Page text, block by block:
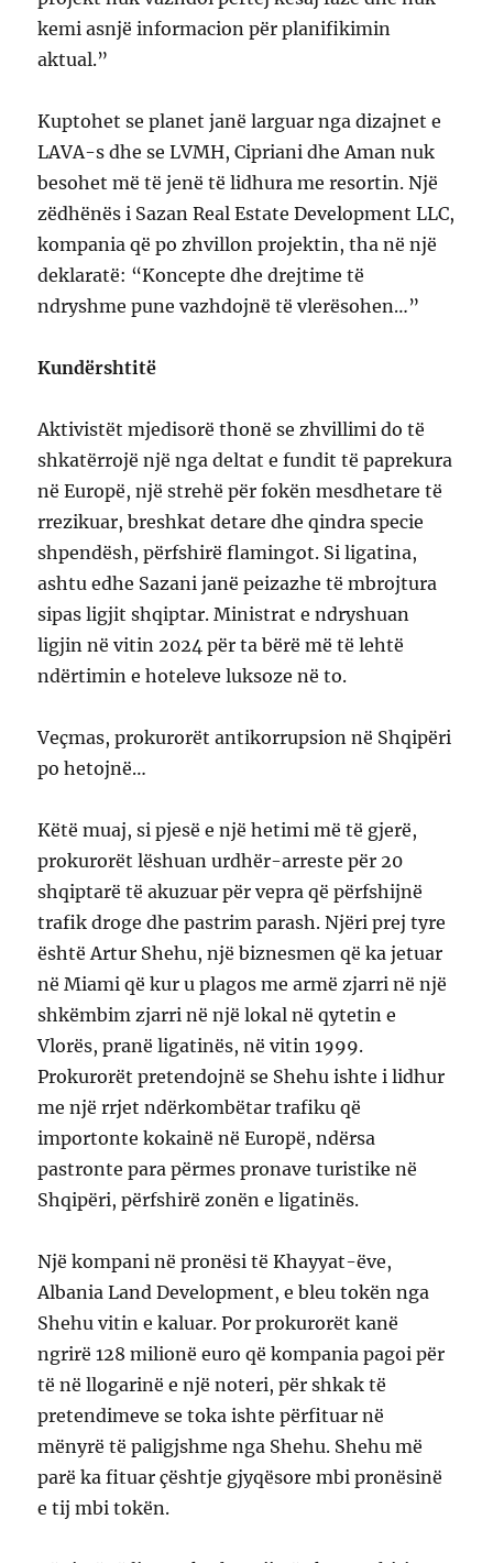
kemi asnjë informacion për planifikimin
aktual.”
Kuptohet se planet janë larguar nga dizajnet e
LAVA-s dhe se LVMH, Cipriani dhe Aman nuk
besohet më të jenë të lidhura me resortin. Një
zëdhënës i Sazan Real Estate Development LLC,
kompania që po zhvillon projektin, tha në një
deklaratë: “Koncepte dhe drejtime të
ndryshme pune vazhdojnë të vlerësohen…”
Kundërshtitë
Aktivistët mjedisorë thonë se zhvillimi do të
shkatërrojë një nga deltat e fundit të paprekura
në Europë, një strehë për fokën mesdhetare të
rrezikuar, breshkat detare dhe qindra specie
shpendësh, përfshirë flamingot. Si ligatina,
ashtu edhe Sazani janë peizazhe të mbrojtura
sipas ligjit shqiptar. Ministrat e ndryshuan
ligjin në vitin 2024 për ta bërë më të lehtë
ndërtimin e hoteleve luksoze në to.
Veçmas, prokurorët antikorrupsion në Shqipëri
po hetojnë…
Këtë muaj, si pjesë e një hetimi më të gjerë,
prokurorët lëshuan urdhër-arreste për 20
shqiptarë të akuzuar për vepra që përfshijnë
trafik droge dhe pastrim parash. Njëri prej tyre
është Artur Shehu, një biznesmen që ka jetuar
në Miami që kur u plagos me armë zjarri në një
shkëmbim zjarri në një lokal në qytetin e
Vlorës, pranë ligatinës, në vitin 1999.
Prokurorët pretendojnë se Shehu ishte i lidhur
me një rrjet ndërkombëtar trafiku që
importonte kokainë në Europë, ndërsa
pastronte para përmes pronave turistike në
Shqipëri, përfshirë zonën e ligatinës.
Një kompani në pronësi të Khayyat-ëve,
Albania Land Development, e bleu tokën nga
Shehu vitin e kaluar. Por prokurorët kanë
ngrirë 128 milionë euro që kompania pagoi për
të në llogarinë e një noteri, për shkak të
pretendimeve se toka ishte përfituar në
mënyrë të paligjshme nga Shehu. Shehu më
parë ka fituar çështje gjyqësore mbi pronësinë
e tij mbi tokën.